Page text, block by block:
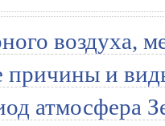
воздуха,
причины и
атмосфера